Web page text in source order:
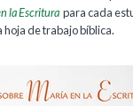
la Escritura para cada
de trabajo bíblica.